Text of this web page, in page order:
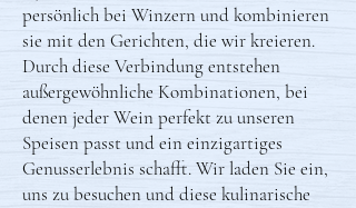
persönlich bei Winzern und kombinieren
sie mit den Gerichten, die wir kreieren.
Durch diese Verbindung entstehen
außergewöhnliche Kombinationen, bei
denen jeder Wein perfekt zu unseren
Speisen passt und ein einzigartiges
Genusserlebnis schafft. Wir laden Sie ein,
uns zu besuchen und diese kulinarische